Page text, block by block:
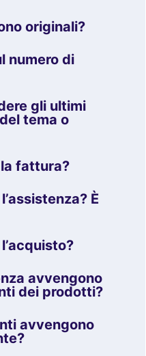
originali?
numero di
gli ultimi
tema o
fattura?
È
avvengono
dei prodotti?
avvengono